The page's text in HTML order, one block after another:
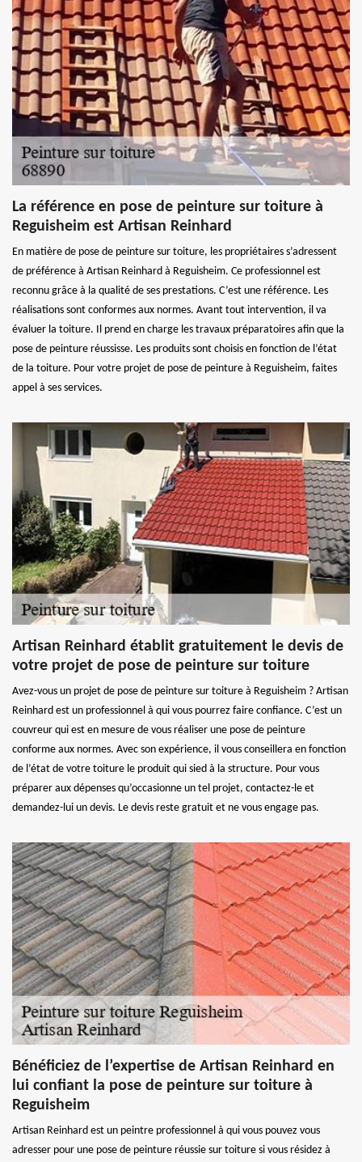
La référence en pose de peinture sur toiture à
Reguisheim est Artisan Reinhard
En matière de pose de peinture sur toiture, les propriétaires s’adressent
de préférence à Artisan Reinhard à Reguisheim. Ce professionnel est
reconnu grâce à la qualité de ses prestations. C’est une référence. Les
réalisations sont conformes aux normes. Avant tout intervention, il va
évaluer la toiture. Il prend en charge les travaux préparatoires afin que la
pose de peinture réussisse. Les produits sont choisis en fonction de l’état
de la toiture. Pour votre projet de pose de peinture à Reguisheim, faites
appel à ses services.
Artisan Reinhard établit gratuitement le devis de
votre projet de pose de peinture sur toiture
Avez-vous un projet de pose de peinture sur toiture à Reguisheim ? Artisan
Reinhard est un professionnel à qui vous pourrez faire confiance. C’est un
couvreur qui est en mesure de vous réaliser une pose de peinture
conforme aux normes. Avec son expérience, il vous conseillera en fonction
de l’état de votre toiture le produit qui sied à la structure. Pour vous
préparer aux dépenses qu’occasionne un tel projet, contactez-le et
demandez-lui un devis. Le devis reste gratuit et ne vous engage pas.
Bénéficiez de l’expertise de Artisan Reinhard en
lui confiant la pose de peinture sur toiture à
Reguisheim
Artisan Reinhard est un peintre professionnel à qui vous pouvez vous
adresser pour une pose de peinture réussie sur toiture si vous résidez à